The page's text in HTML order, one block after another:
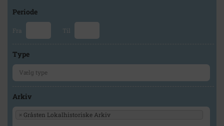
Periode
Fra Til
Type
Arkiv
× Gråsten Lokalhistoriske Arkiv